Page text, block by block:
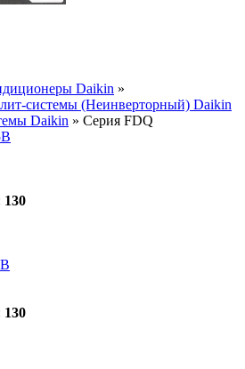
Daikin »
системы (Неинверторный) Daikin
Daikin » Серия FDQ
130
130